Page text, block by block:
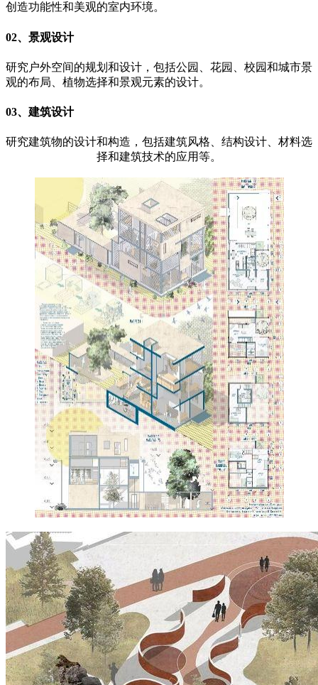
创造功能性和美观的室内环境。
02、景观设计
研究户外空间的规划和设计，包括公园、花园、校园和城市景
观的布局、植物选择和景观元素的设计。
03、建筑设计
研究建筑物的设计和构造，包括建筑风格、结构设计、材料选
择和建筑技术的应用等。